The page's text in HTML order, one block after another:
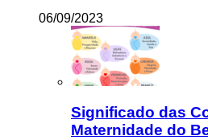
06/09/2023
Significado das
Maternidade do